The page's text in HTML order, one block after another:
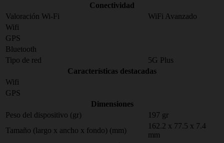
Conectividad
Valoración Wi-Fi
WiFi Avanzado
Wifi
GPS
Bluetooth
Tipo de red
5G Plus
Características destacadas
Wifi
GPS
Dimensiones
Peso del dispositivo (gr)
197 gr
Tamaño (largo x ancho x fondo) (mm)
162.2 x 77.5 x 7.4
mm